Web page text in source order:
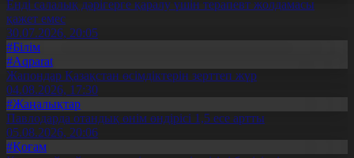
Енді салалық дәрігерге қаралу үшін терапевт жолдамасы
қажет емес
30.07.2026, 20:05
#Білім
#Aqparat
Жапондар Қазақстан өсімдіктерін зерттеп жүр
04.08.2026, 17:30
#Жаңалықтар
Павлодарда отандық өнім өндірісі 1,5 есе артты
05.08.2026, 20:06
#Қоғам